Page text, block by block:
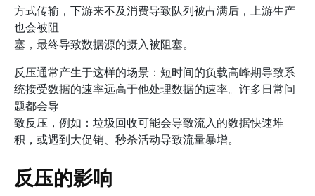
方式传输，下游来不及消费导致队列被占满后，上游生产
也会被阻
塞，最终导致数据源的摄入被阻塞。
反压通常产生于这样的场景：短时间的负载高峰期导致系
统接受数据的速率远高于他处理数据的速率。许多日常问
题都会导
致反压，例如：垃圾回收可能会导致流入的数据快速堆
积，或遇到大促销、秒杀活动导致流量暴增。
反压的影响